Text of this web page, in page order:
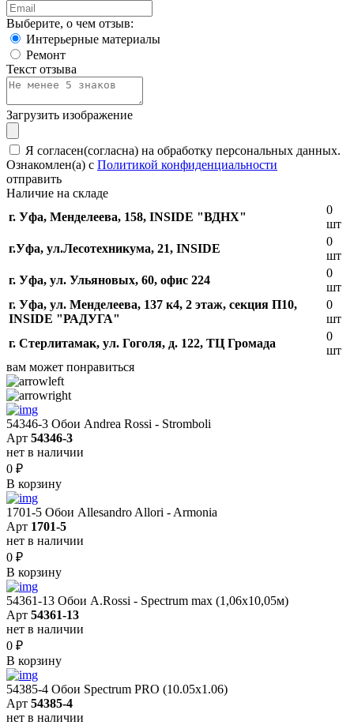
Выберите, о чем отзыв:
Интерьерные материалы
Ремонт
Текст отзыва
Загрузить изображение
Я согласен(согласна) на обработку персональных данных.
Ознакомлен(а) с Политикой конфиденциальности
отправить
Наличие на складе
г. Уфа, Менделеева, 158, INSIDE "ВДНХ"
0
шт
г.Уфа, ​ул.Лесотехникума, 21, INSIDE
0
шт
г. Уфа, ул. Ульяновых, 60, офис 224
0
шт
г. Уфа, ул. Менделеева, 137 к4, ​2 этаж, секция П10,
INSIDE "РАДУГА"
0
шт
г. Стерлитамак, ул. Гоголя, д. 122, ТЦ Громада
0
шт
вам может понравиться
54346-3 Обои Andrea Rossi - Stromboli
Арт 54346-3
нет в наличии
0 ₽
В корзину
1701-5 Обои Allesandro Allori - Armonia
Арт 1701-5
нет в наличии
0 ₽
В корзину
54361-13 Обои A.Rossi - Spectrum max (1,06x10,05м)
Арт 54361-13
нет в наличии
0 ₽
В корзину
54385-4 Обои Spectrum PRO (10.05х1.06)
Арт 54385-4
нет в наличии